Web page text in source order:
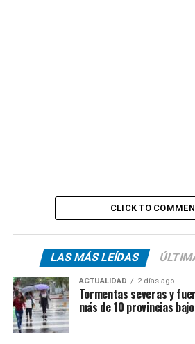
CLICK TO
LAS MÁS LEÍDAS
ACTUALIDAD 2 días ago
Tormentas severas y
más de 10 provincias